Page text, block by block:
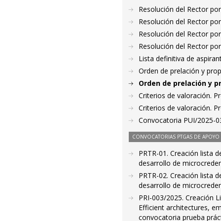
Resolución del Rector
Resolución del Rector
Resolución del Rector
Resolución del Rector
Lista definitiva de
Orden de prelación y
Orden de prelación y
Criterios de valoración.
Criterios de valoración.
Convocatoria PUI/2025-
CONVOCATORIAS PTGAS DE
PRTR-01. Creación lista
desarrollo de
PRTR-02. Creación lista
desarrollo de
PRI-003/2025. Creación
Efficient architectures,
convocatoria prueba